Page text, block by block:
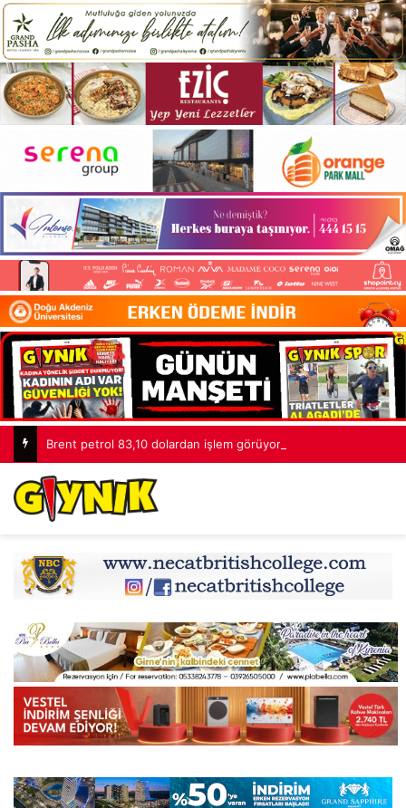
Brent petrol 83,10 dolardan işlem görüyor